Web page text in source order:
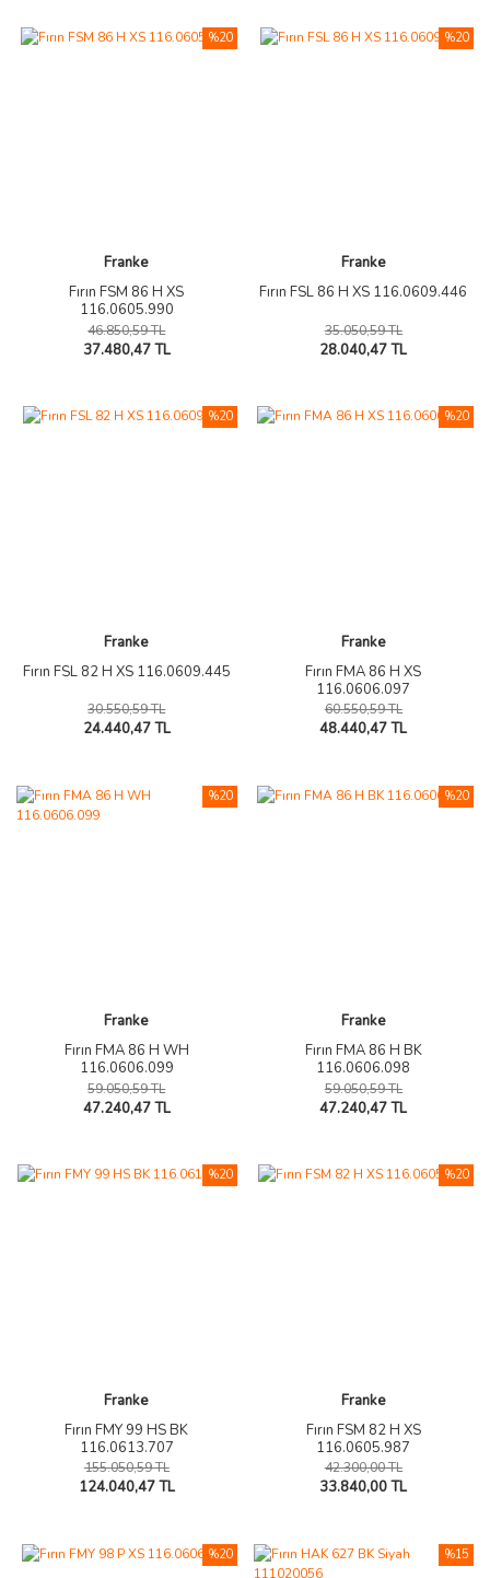
Franke
Fırın FSM 86 H XS
116.0605.990
46.850,59 TL
37.480,47 TL
%20
Franke
Fırın FSL 86 H XS 116.0609.446
35.050,59 TL
28.040,47 TL
%20
Franke
Fırın FSL 82 H XS 116.0609.445
30.550,59 TL
24.440,47 TL
%20
Franke
Fırın FMA 86 H XS
116.0606.097
60.550,59 TL
48.440,47 TL
%20
Franke
Fırın FMA 86 H WH
116.0606.099
59.050,59 TL
47.240,47 TL
%20
Franke
Fırın FMA 86 H BK
116.0606.098
59.050,59 TL
47.240,47 TL
%20
Franke
Fırın FMY 99 HS BK
116.0613.707
155.050,59 TL
124.040,47 TL
%20
Franke
Fırın FSM 82 H XS
116.0605.987
42.300,00 TL
33.840,00 TL
%20
%20 %15